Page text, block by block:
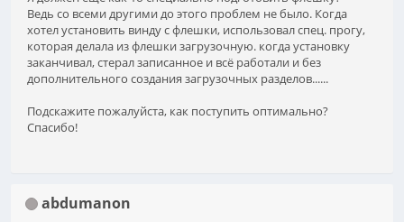
Ведь со всеми другими до этого проблем не было. Когда
хотел установить винду с флешки, использовал спец. прогу,
которая делала из флешки загрузочную. когда установку
заканчивал, стерал записанное и всё работали и без
дополнительного создания загрузочных разделов......
Подскажите пожалуйста, как поступить оптимально?
Спасибо!
abdumanon